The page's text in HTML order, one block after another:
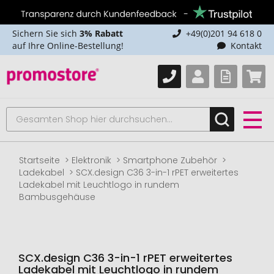
Sichern Sie sich 3% Rabatt
auf Ihre Online-Bestellung!
+49(0)201 94 618 0
Kontakt
Startseite Elektronik
Smartphone Zubehör
Ladekabel
SCX.design C36 3-in-1 rPET erweitertes
Ladekabel mit Leuchtlogo in rundem
Bambusgehäuse
SCX.design C36 3-in-1 rPET erweitertes
Ladekabel mit Leuchtlogo in rundem